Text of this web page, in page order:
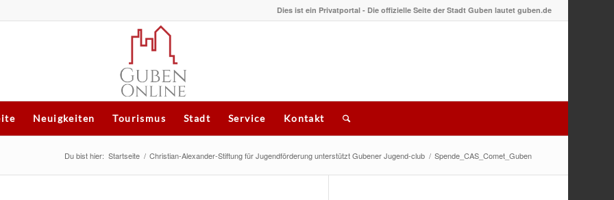
Dies ist ein Privatportal - Die offizielle Seite der Stadt Guben lautet guben.de
Neuigkeiten Tourismus Stadt Service Kontakt
Du bist hier: Startseite / Christian-Alexander-Stiftung für Jugendförderung unterstützt Gubener Jugend-club / Spende_CAS_Comet_Guben